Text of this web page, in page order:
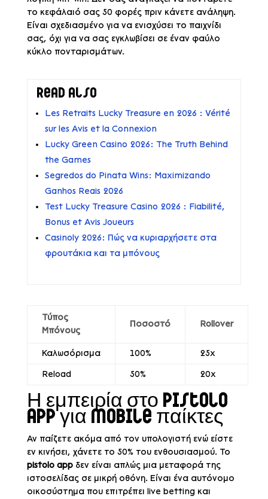
το κεφάλαιό σας 50 φορές πριν κάνετε ανάληψη.
Είναι σχεδιασμένο για να ενισχύσει το παιχνίδι
σας, όχι για να σας εγκλωβίσει σε έναν φαύλο
κύκλο πονταρισμάτων.
Read also
Les Retraits Lucky Treasure en 2026 : Vérité
sur les Avis et la Connexion
Lucky Green Casino 2026: The Truth Behind
the Games
Segredos do Pinata Wins: Maximizando
Ganhos Reais 2026
Test Lucky Treasure Casino 2026 : Fiabilité,
Bonus et Avis Joueurs
Casinoly 2026: Πώς να κυριαρχήσετε στα
φρουτάκια και τα μπόνους
Τύπος
Μπόνους
Ποσοστό Rollover
Καλωσόρισμα 100% 25x
Reload 50% 20x
Η εμπειρία στο Pistolo
app για mobile παίκτες
Αν παίζετε ακόμα από τον υπολογιστή ενώ είστε
εν κινήσει, χάνετε το 50% του ενθουσιασμού. Το
pistolo appδεν είναι απλώς μια μεταφορά της
ιστοσελίδας σε μικρή οθόνη. Είναι ένα αυτόνομο
οικοσύστημα που επιτρέπει live betting και